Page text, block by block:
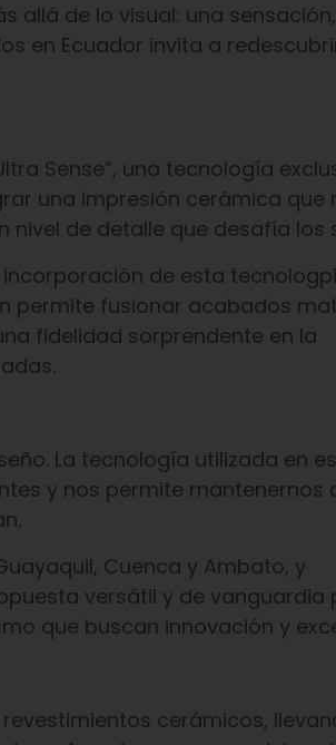
allá de lo visual: una
en Ecuador invita a
Sense”, una tecnología
una impresión cerámica que
nivel de detalle que desafía los
de esta
permite fusionar acabados
fidelidad sorprendente en la
La tecnología utilizada en
y nos permite mantenernos
Cuenca y Ambato, y
versátil y de vanguardia
que buscan innovación y
cerámicos,